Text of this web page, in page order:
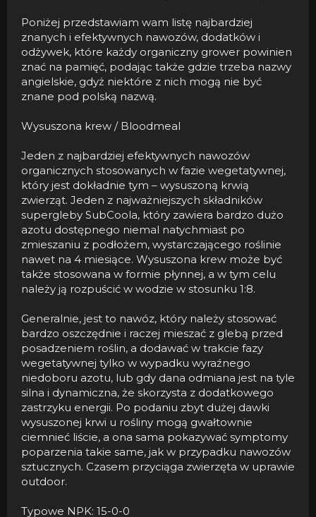
Poniżej przedstawiam wam listę najbardziej
znanych i efektywnych nawozów, dodatków i
odżywek, które każdy organiczny grower powinien
znać na pamięć, podając także gdzie trzeba nazwy
angielskie, gdyż niektóre z nich mogą nie być
znane pod polską nazwą.
Wysuszona krew / Bloodmeal
Jeden z najbardziej efektywnych nawozów
organicznych stosowanych w fazie wegetatywnej,
który jest dokładnie tym – wysuszoną krwią
zwierząt. Jeden z najważniejszych składników
supergleby SubCoola, który zawiera bardzo dużo
azotu dostępnego niemal natychmiast po
zmieszaniu z podłożem, wystarczającego roślinie
nawet na 4 miesiące. Wysuszona krew może być
także stosowana w formie płynnej, a w tym celu
należy ją rozpuścić w wodzie w stosunku 1:8.
Generalnie, jest to nawóz, który należy stosować
bardzo oszczędnie i raczej mieszać z glebą przed
posadzeniem roślin, a dodawać w trakcie fazy
wegetatywnej tylko w wypadku wyraźnego
niedoboru azotu, lub gdy dana odmiana jest na tyle
silna i dynamiczna, że skorzysta z dodatkowego
zastrzyku energii. Po podaniu zbyt dużej dawki
wysuszonej krwi u rośliny mogą gwałtownie
ciemnieć liście, a ona sama pokazywać symptomy
poparzenia takie same, jak w przypadku nawozów
sztucznych. Czasem przyciąga zwierzęta w uprawie
outdoor.
Typowe NPK: 15-0-0